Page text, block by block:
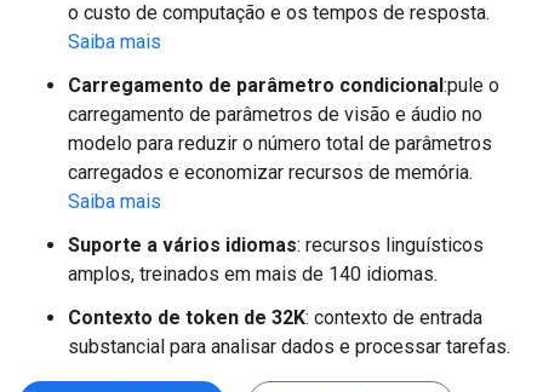
o custo de computação e os tempos de resposta.
Saiba mais
Carregamento de parâmetro condicional:pule o
carregamento de parâmetros de visão e áudio no
modelo para reduzir o número total de parâmetros
carregados e economizar recursos de memória.
Saiba mais
Suporte a vários idiomas: recursos linguísticos
amplos, treinados em mais de 140 idiomas.
Contexto de token de 32K: contexto de entrada
substancial para analisar dados e processar tarefas.